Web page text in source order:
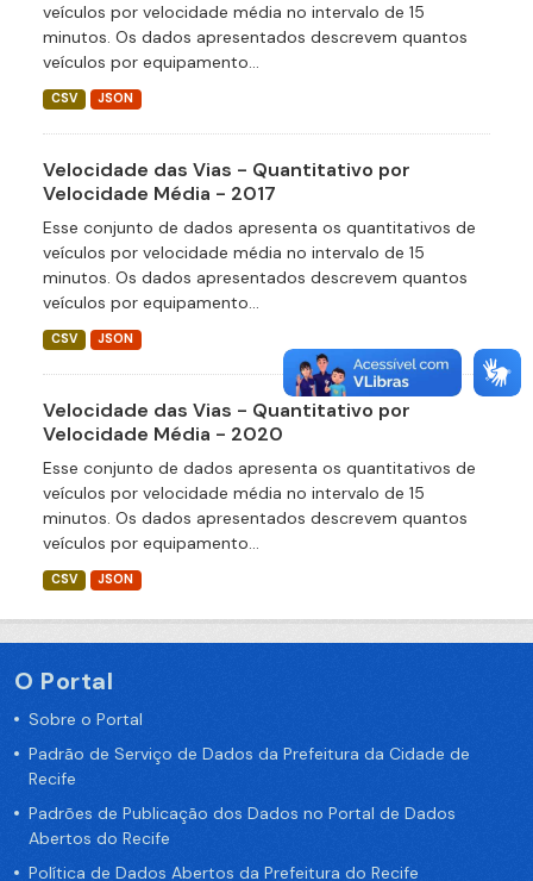
veículos por velocidade média no intervalo de 15
minutos. Os dados apresentados descrevem quantos
veículos por equipamento...
CSV JSON
Velocidade das Vias - Quantitativo por
Velocidade Média - 2017
Esse conjunto de dados apresenta os quantitativos de
veículos por velocidade média no intervalo de 15
minutos. Os dados apresentados descrevem quantos
veículos por equipamento...
CSV JSON
Velocidade das Vias - Quantitativo por
Velocidade Média - 2020
Esse conjunto de dados apresenta os quantitativos de
veículos por velocidade média no intervalo de 15
minutos. Os dados apresentados descrevem quantos
veículos por equipamento...
CSV JSON
O Portal
Sobre o Portal
Padrão de Serviço de Dados da Prefeitura da Cidade de
Recife
Padrões de Publicação dos Dados no Portal de Dados
Abertos do Recife
Política de Dados Abertos da Prefeitura do Recife